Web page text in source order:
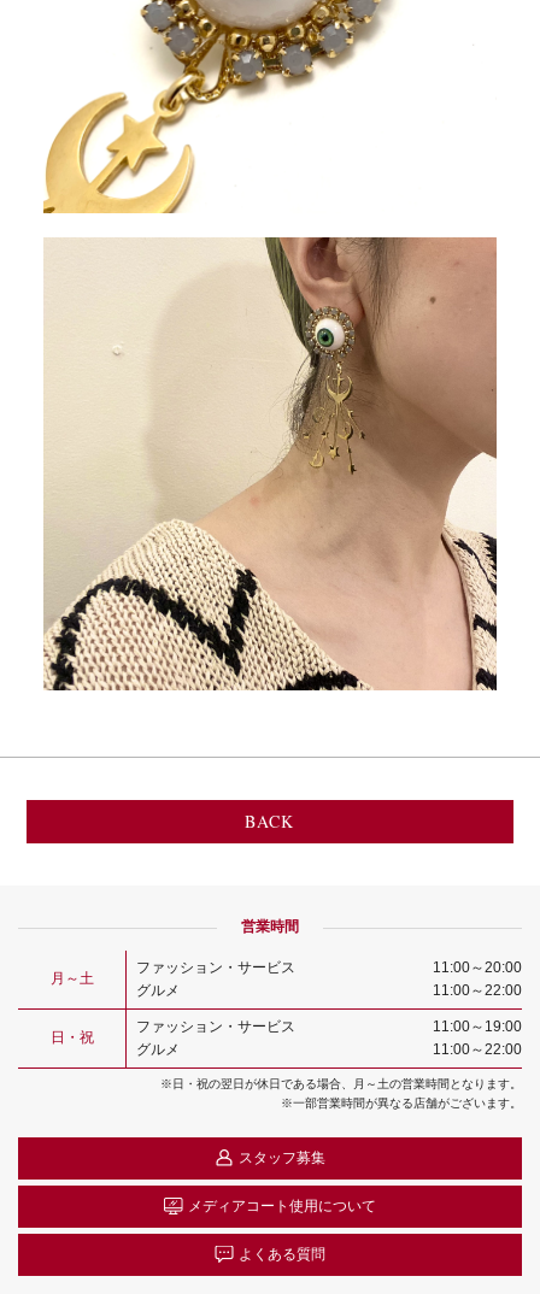
BACK
営業時間
月～土
ファッション・サービス
11:00～20:00
グルメ
11:00～22:00
日・祝
ファッション・サービス
11:00～19:00
グルメ
11:00～22:00
※日・祝の翌日が休日である場合、月～土の営業時間となります。
※一部営業時間が異なる店舗がございます。
スタッフ募集
メディアコート 使用について
よくある質問